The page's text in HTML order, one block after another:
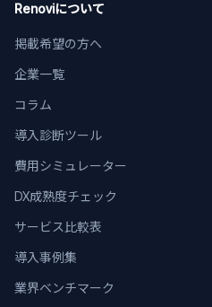
Renoviについて
掲載希望の方へ
企業一覧
コラム
導入診断ツール
費用シミュレーター
DX成熟度チェック
サービス比較表
導入事例集
業界ベンチマーク